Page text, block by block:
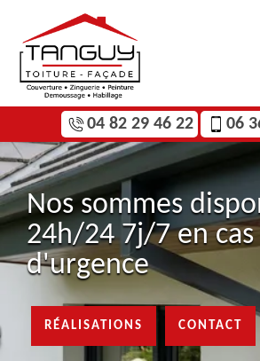
04 82 29 46 22 06
Nos sommes
24h/24 7j/7 en cas
d'urgence
RÉALISATIONS CONTACT